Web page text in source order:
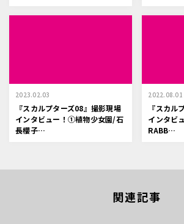
2023.02.03
『スカルプターズ08』撮影現場
インタビュー！①植物少女園/石
長櫻子…
2022.08.01
『スカル
インタビ
RABB…
関連記事